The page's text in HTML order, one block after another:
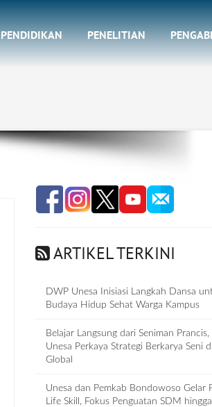
PENDIDIKAN PENELITIAN
ARTIKEL TERKINI
DWP Unesa Inisiasi Langkah Dansa
Budaya Hidup Sehat Warga Kampus
Belajar Langsung dari Seniman
Unesa Perkaya Strategi Berkarya Seni
Global
Unesa dan Pemkab Bondowoso Gelar
Life Skill, Fokus Penguatan SDM